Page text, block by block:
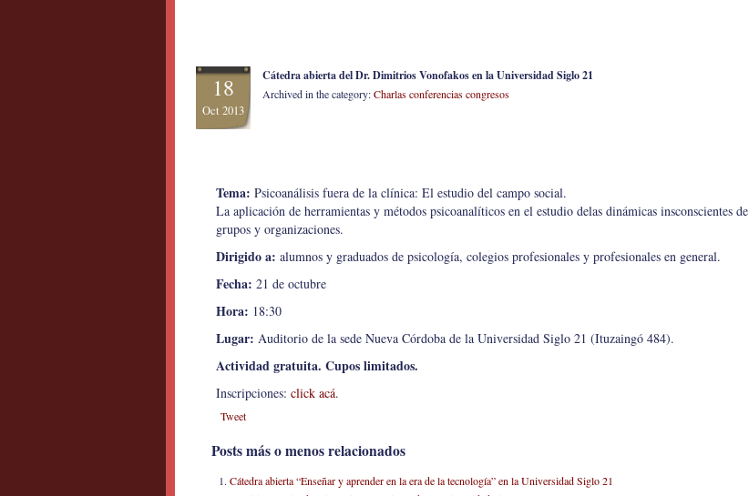
18
Oct 2013
Cátedra abierta del Dr. Dimitrios Vonofakos en la Universidad Siglo 21
Archived in the category:Charlas conferencias congresos
Tema: Psicoanálisis fuera de la clínica: El estudio del campo social.
La aplicación de herramientas y métodos psicoanalíticos en el estudio delas dinámicas insconscientes de
grupos y organizaciones.
Dirigido a: alumnos y graduados de psicología, colegios profesionales y profesionales en general.
Fecha: 21 de octubre
Hora: 18:30
Lugar: Auditorio de la sede Nueva Córdoba de la Universidad Siglo 21 (Ituzaingó 484).
Actividad gratuita. Cupos limitados.
Inscripciones: click acá.
Tweet
Posts más o menos relacionados
Cátedra abierta “Enseñar y aprender en la era de la tecnología” en la Universidad Siglo 21